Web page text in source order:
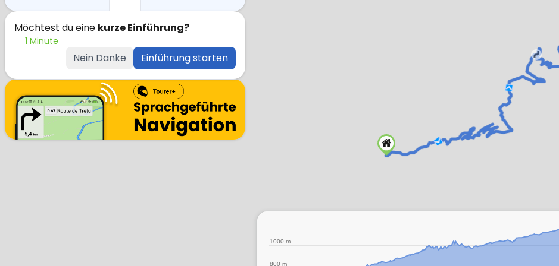
Möchtest du eine kurze Einführung?
1 Minute
Nein Danke Einführung starten
800 m
1000 m